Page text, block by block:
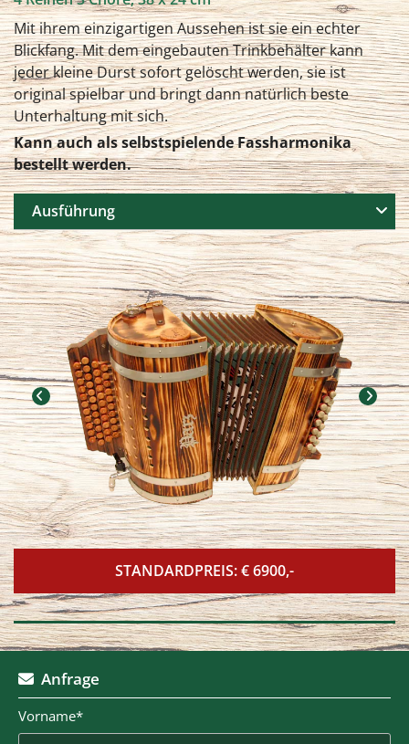
Mit ihrem einzigartigen Aussehen ist sie ein echter
Blickfang. Mit dem eingebauten Trinkbehälter kann
jeder kleine Durst sofort gelöscht werden, sie ist
original spielbar und bringt dann natürlich beste
Unterhaltung mit sich.
Kann auch als selbstspielende Fassharmonika
bestellt werden.
Ausführung
STANDARDPREIS: € 6900,-
 Anfrage
Vorname*